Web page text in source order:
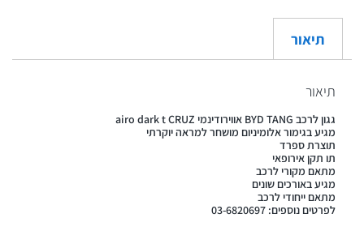
תיאור
תיאור
גגון לרכב BYD TANG אווירודינמי airo dark t CRUZ
מגיע בגימור אלומיניום מושחר למראה יוקרתי
תוצרת ספרד
תו תקן אירופאי
מתאם מקורי לרכב
מגיע באורכים שונים
מתאם ייחודי לרכב
לפרטים נוספים: 03-6820697